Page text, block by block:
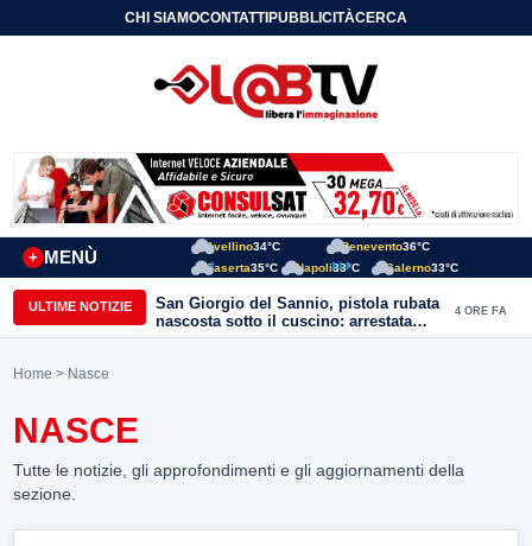
CHI SIAMOCONTATTIPUBBLICITÀCERCA
MENÙ
+
Avellino34°C Benevento36°C
Caserta35°C Napoli33°C Salerno33°C
ULTIME NOTIZIE
San Giorgio del Sannio, pistola rubata
nascosta sotto il cuscino: arrestata
51enne
4 ORE FA
Home > Nasce
NASCE
Tutte le notizie, gli approfondimenti e gli aggiornamenti della
sezione.